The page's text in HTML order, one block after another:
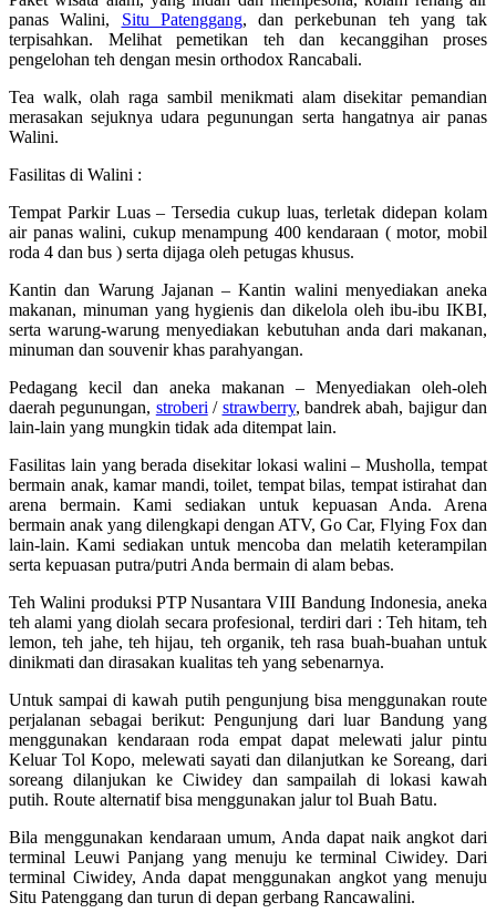
panas Walini, Situ Patenggang, dan perkebunan teh yang tak
terpisahkan. Melihat pemetikan teh dan kecanggihan proses
pengelohan teh dengan mesin orthodox Rancabali.
Tea walk, olah raga sambil menikmati alam disekitar pemandian
merasakan sejuknya udara pegunungan serta hangatnya air panas
Walini.
Fasilitas di Walini :
Tempat Parkir Luas – Tersedia cukup luas, terletak didepan kolam
air panas walini, cukup menampung 400 kendaraan ( motor, mobil
roda 4 dan bus ) serta dijaga oleh petugas khusus.
Kantin dan Warung Jajanan – Kantin walini menyediakan aneka
makanan, minuman yang hygienis dan dikelola oleh ibu-ibu IKBI,
serta warung-warung menyediakan kebutuhan anda dari makanan,
minuman dan souvenir khas parahyangan.
Pedagang kecil dan aneka makanan – Menyediakan oleh-oleh
daerah pegunungan, stroberi / strawberry, bandrek abah, bajigur dan
lain-lain yang mungkin tidak ada ditempat lain.
Fasilitas lain yang berada disekitar lokasi walini – Musholla, tempat
bermain anak, kamar mandi, toilet, tempat bilas, tempat istirahat dan
arena bermain. Kami sediakan untuk kepuasan Anda. Arena
bermain anak yang dilengkapi dengan ATV, Go Car, Flying Fox dan
lain-lain. Kami sediakan untuk mencoba dan melatih keterampilan
serta kepuasan putra/putri Anda bermain di alam bebas.
Teh Walini produksi PTP Nusantara VIII Bandung Indonesia, aneka
teh alami yang diolah secara profesional, terdiri dari : Teh hitam, teh
lemon, teh jahe, teh hijau, teh organik, teh rasa buah-buahan untuk
dinikmati dan dirasakan kualitas teh yang sebenarnya.
Untuk sampai di kawah putih pengunjung bisa menggunakan route
perjalanan sebagai berikut: Pengunjung dari luar Bandung yang
menggunakan kendaraan roda empat dapat melewati jalur pintu
Keluar Tol Kopo, melewati sayati dan dilanjutkan ke Soreang, dari
soreang dilanjukan ke Ciwidey dan sampailah di lokasi kawah
putih. Route alternatif bisa menggunakan jalur tol Buah Batu.
Bila menggunakan kendaraan umum, Anda dapat naik angkot dari
terminal Leuwi Panjang yang menuju ke terminal Ciwidey. Dari
terminal Ciwidey, Anda dapat menggunakan angkot yang menuju
Situ Patenggang dan turun di depan gerbang Rancawalini.